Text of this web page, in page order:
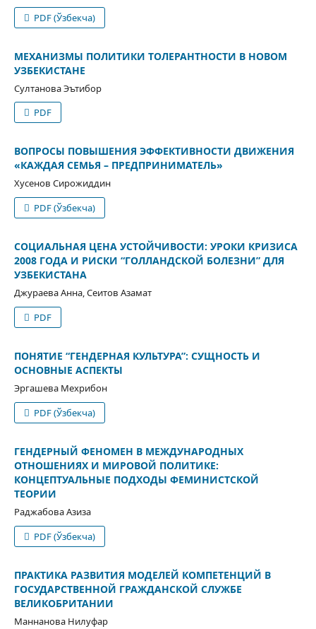
PDF (Ўзбекча)
МЕХАНИЗМЫ ПОЛИТИКИ ТОЛЕРАНТНОСТИ В НОВОМ
УЗБЕКИСТАНЕ
Султанова Эътибор
PDF
ВОПРОСЫ ПОВЫШЕНИЯ ЭФФЕКТИВНОСТИ ДВИЖЕНИЯ
«КАЖДАЯ СЕМЬЯ – ПРЕДПРИНИМАТЕЛЬ»
Хусенов Сирожиддин
PDF (Ўзбекча)
СОЦИАЛЬНАЯ ЦЕНА УСТОЙЧИВОСТИ: УРОКИ КРИЗИСА
2008 ГОДА И РИСКИ “ГОЛЛАНДСКОЙ БОЛЕЗНИ” ДЛЯ
УЗБЕКИСТАНА
Джураева Анна, Сеитов Азамат
PDF
ПОНЯТИЕ “ГЕНДЕРНАЯ КУЛЬТУРА”: СУЩНОСТЬ И
ОСНОВНЫЕ АСПЕКТЫ
Эргашева Мехрибон
PDF (Ўзбекча)
ГЕНДЕРНЫЙ ФЕНОМЕН В МЕЖДУНАРОДНЫХ
ОТНОШЕНИЯХ И МИРОВОЙ ПОЛИТИКЕ:
КОНЦЕПТУАЛЬНЫЕ ПОДХОДЫ ФЕМИНИСТСКОЙ
ТЕОРИИ
Раджабова Азиза
PDF (Ўзбекча)
ПРАКТИКА РАЗВИТИЯ МОДЕЛЕЙ КОМПЕТЕНЦИЙ В
ГОСУДАРСТВЕННОЙ ГРАЖДАНСКОЙ СЛУЖБЕ
ВЕЛИКОБРИТАНИИ
Маннанова Нилуфар